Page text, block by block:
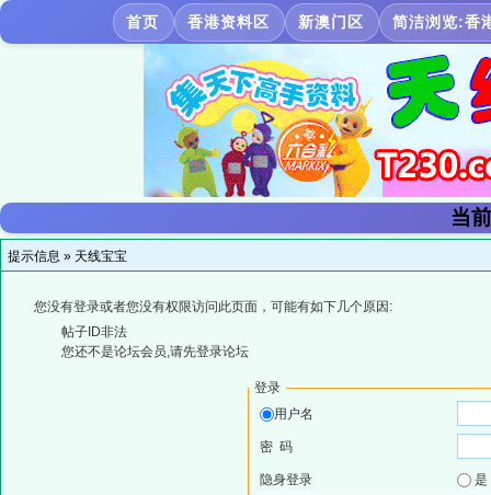
首页 香港资料区 新澳门区 简洁浏览:香
当
提示信息 » 天线宝宝
您没有登录或者您没有权限访问此页面，可能有如下几个原因:
帖子ID非法
您还不是论坛会员,请先登录论坛
登录
用户名
密 码
隐身登录